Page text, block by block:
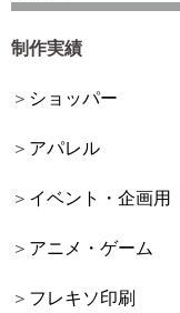
制作実績
ショッパー
アパレル
イベント・企画用
アニメ・ゲーム
フレキソ印刷